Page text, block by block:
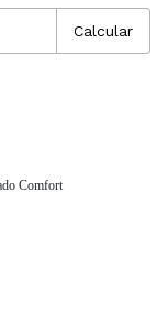
Calcular
Comfort